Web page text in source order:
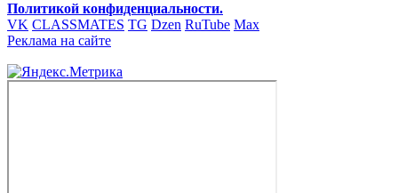
Политикой конфиденциальности.
VK CLASSMATES TG Dzen RuTube Max
Реклама на сайте